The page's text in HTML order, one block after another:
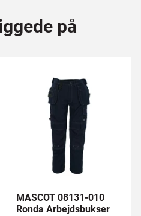
på
MASCOT 08131-010
Ronda Arbejdsbukser